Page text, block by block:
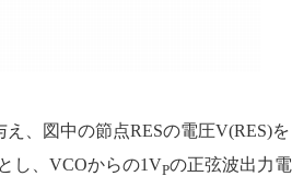
、図中の節点RESの電圧V(RES)を
し、VCOからの1VPの正弦波出力電